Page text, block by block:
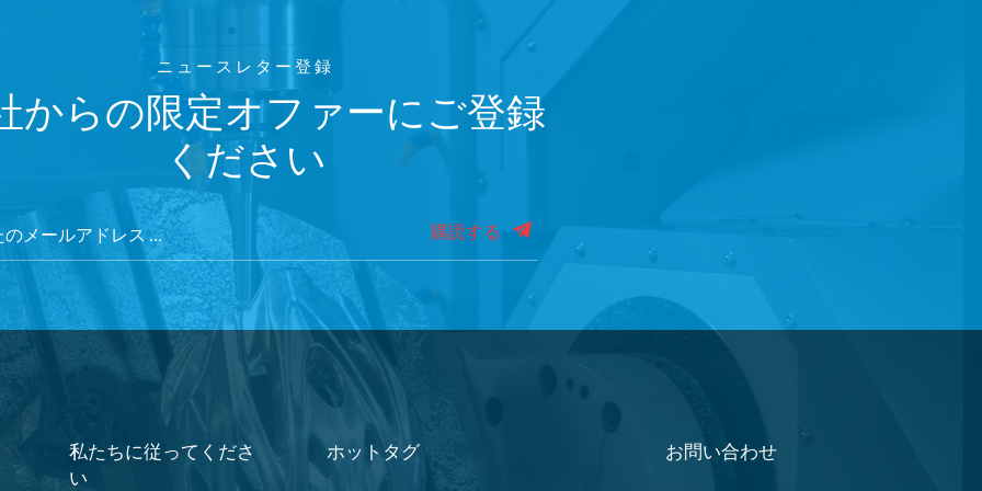
ニュースレター登録
からの限定オファーにご登録
ください
購読する
私たちに従ってくださ
い
ホットタグ お問い合わせ